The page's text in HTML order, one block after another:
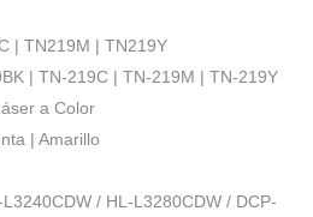
| TN219M | TN219Y
| TN-219C | TN-219M | TN-219Y
a Color
| Amarillo
/ HL-L3280CDW / DCP-